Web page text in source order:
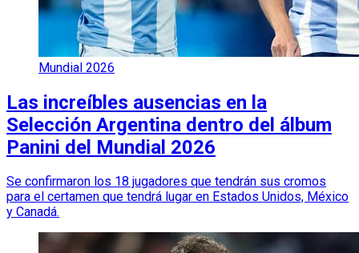
Mundial 2026
Las increíbles ausencias en la
Selección Argentina dentro del álbum
Panini del Mundial 2026
Se confirmaron los 18 jugadores que tendrán sus cromos
para el certamen que tendrá lugar en Estados Unidos, México
y Canadá.